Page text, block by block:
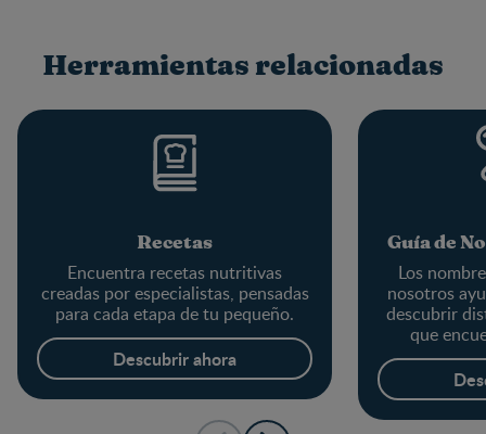
Herramientas relacionadas
Recetas
Encuentra recetas nutritivas
creadas por especialistas, pensadas
para cada etapa de tu pequeño.
Descubrir ahora
Guía de
Los
nosotros
descubrir
que